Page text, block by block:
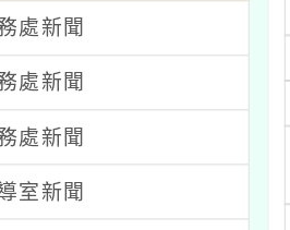
處新聞
處新聞
處新聞
室新聞